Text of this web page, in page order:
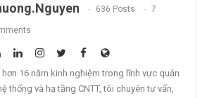
636 Posts 7
hơn 16 năm kinh nghiệm trong lĩnh vực quản
thống và hạ tầng CNTT, tôi chuyên tư vấn,